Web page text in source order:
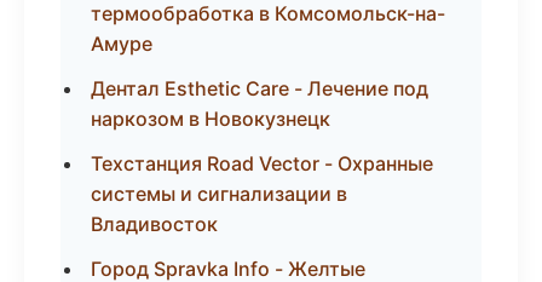
термообработка в Комсомольск-на-
Амуре
Дентал Esthetic Care - Лечение под
наркозом в Новокузнецк
Техстанция Road Vector - Охранные
системы и сигнализации в
Владивосток
Город Spravka Info - Желтые